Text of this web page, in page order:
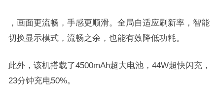
，画面更流畅，手感更顺滑。全局自适应刷新率，智能
切换显示模式，流畅之余，也能有效降低功耗。
此外，该机搭载了4500mAh超大电池，44W超快闪充，
23分钟充电50%。